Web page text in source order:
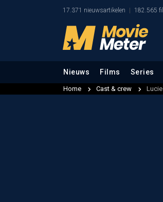
17.371 nieuwsartikelen 182.565
Nieuws Films Series
Home Cast & crew